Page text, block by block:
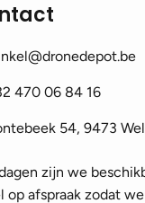
470 06 84 16
54, 9473
zijn we
op afspraak zodat